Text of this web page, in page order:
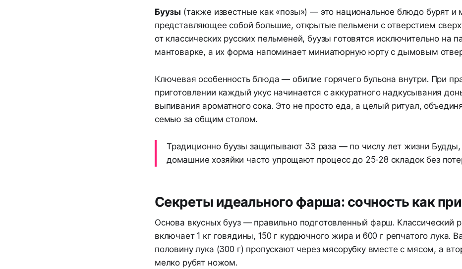
Буузы (также известные как «позы») — это национальное блюдо бурят и
представляющее собой большие, открытые пельмени с отверстием
от классических русских пельменей, буузы готовятся исключительно на
мантоварке, а их форма напоминает миниатюрную юрту с дымовым
Ключевая особенность блюда — обилие горячего бульона внутри. При
приготовлении каждый укус начинается с аккуратного надкусывания
выпивания ароматного сока. Это не просто еда, а целый ритуал,
семью за общим столом.
Традиционно буузы защипывают 33 раза — по числу лет жизни Будды,
домашние хозяйки часто упрощают процесс до 25-28 складок без
Секреты идеального фарша: сочность как
Основа вкусных бууз — правильно подготовленный фарш. Классический
включает 1 кг говядины, 150 г курдючного жира и 600 г репчатого лука.
половину лука (300 г) пропускают через мясорубку вместе с мясом, а
мелко рубят ножом.